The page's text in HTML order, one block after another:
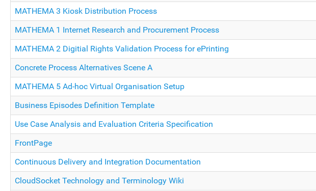
MATHEMA 3 Kiosk Distribution Process
MATHEMA 1 Internet Research and Procurement Process
MATHEMA 2 Digitial Rights Validation Process for ePrinting
Concrete Process Alternatives Scene A
MATHEMA 5 Ad-hoc Virtual Organisation Setup
Business Episodes Definition Template
Use Case Analysis and Evaluation Criteria Specification
FrontPage
Continuous Delivery and Integration Documentation
CloudSocket Technology and Terminology Wiki